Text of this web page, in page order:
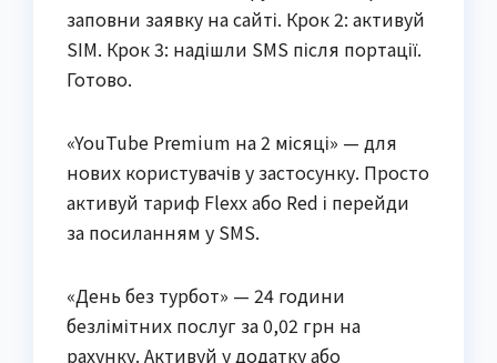
заповни заявку на сайті. Крок 2: активуй
SIM. Крок 3: надішли SMS після портації.
Готово.
«YouTube Premium на 2 місяці» — для
нових користувачів у застосунку. Просто
активуй тариф Flexx або Red і перейди
за посиланням у SMS.
«День без турбот» — 24 години
безлімітних послуг за 0,02 грн на
рахунку. Активуй у додатку або